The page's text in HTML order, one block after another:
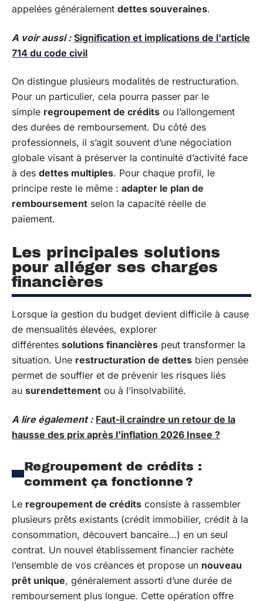
appelées généralement dettes souveraines.
A voir aussi : Signification et implications de l'article
714 du code civil
On distingue plusieurs modalités de restructuration.
Pour un particulier, cela pourra passer par le
simple regroupement de crédits ou l’allongement
des durées de remboursement. Du côté des
professionnels, il s’agit souvent d’une négociation
globale visant à préserver la continuité d’activité face
à des dettes multiples. Pour chaque profil, le
principe reste le même : adapter le plan de
remboursement selon la capacité réelle de
paiement.
Les principales solutions
pour alléger ses charges
financières
Lorsque la gestion du budget devient difficile à cause
de mensualités élevées, explorer
différentes solutions financières peut transformer la
situation. Une restructuration de dettes bien pensée
permet de souffler et de prévenir les risques liés
au surendettement ou à l’insolvabilité.
A lire également : Faut-il craindre un retour de la
hausse des prix après l'inflation 2026 Insee ?
Regroupement de crédits :
comment ça fonctionne ?
Le regroupement de crédits consiste à rassembler
plusieurs prêts existants (crédit immobilier, crédit à la
consommation, découvert bancaire…) en un seul
contrat. Un nouvel établissement financier rachète
l’ensemble de vos créances et propose un nouveau
prêt unique, généralement assorti d’une durée de
remboursement plus longue. Cette opération offre